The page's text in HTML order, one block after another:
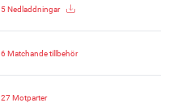
5 Nedladdningar
6 Matchande tillbehör
27 Motparter